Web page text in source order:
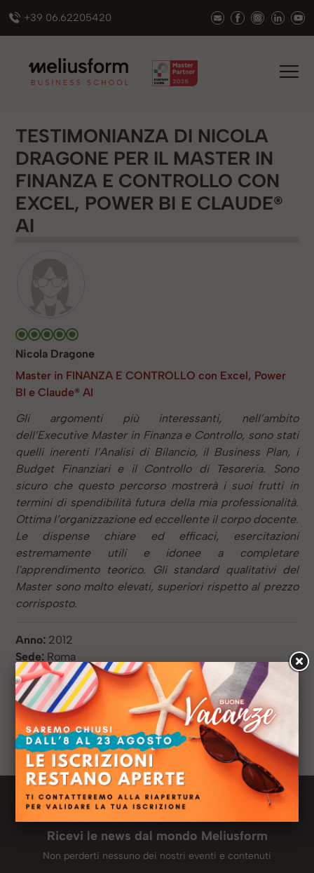
+39 06.62205420
TESTIMONIANZA DI NICOLA
DRAGONE PER IL MASTER IN
FINANZA E CONTROLLO CON
EXCEL, POWER BI E CLAUDE®
AI
Nicola Dragone
Master in FINANZA E CONTROLLO con Excel, Power
BI e Claude® AI
Gli argomenti più interessanti, nell’ambito
dell’Executive Master in Finanza e Controllo, sono stati
quelli inerenti l’Analisi di Bilancio, il Business Plan, i
Budget Finanziari e il Controllo di Tesoreria. Sono
sicuro che questo percorso mostrerà i suoi frutti in
termini di spendibilità futura della mia professionalità.
Ottima l’organizzazione ed eccellente il corpo docente.
Le dispense chiare ed efficaci, esercitazioni
estremamente utili e idonee a completare
l'apprendimento teorico. Gli standard qualitativi del
Master sono molto elevati, superiori rispetto al prezzo
corrisposto.
Anno: 2012
Sede: Roma
Titolo di studio:Laurea in Economia del commercio
internazionazionale
Azienda:Cariparma
Ruolo:Gestore imprese
Profilo LinkedIN:
Newsletter Meliusform
Ricevi le news dal mondo Meliusform
Non perderti nessuno dei nostri eventi e contenuti